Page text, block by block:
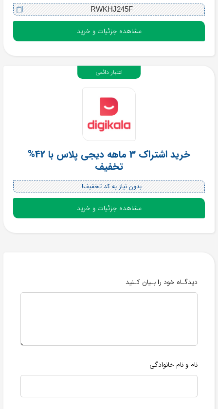
RWKHJ245F
مشاهده جزئیات و خرید
خرید اشتراک 3 ماهه دیجی پلاس با 42%
تخفیف
بدون نیاز به کد تخفیف!
مشاهده جزئیات و خرید
اعتبار دائمی
دیدگـاه خود را بـیان کـنید
نام و نام خانوادگی